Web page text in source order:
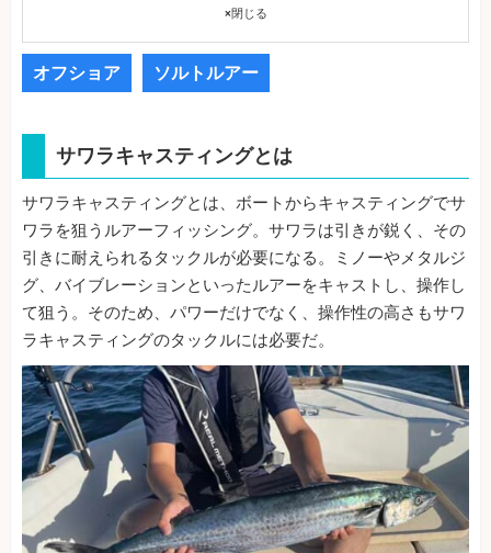
×閉じる
オフショア ソルトルアー
サワラキャスティングとは
サワラキャスティングとは、ボートからキャスティングでサ
ワラを狙うルアーフィッシング。サワラは引きが鋭く、その
引きに耐えられるタックルが必要になる。ミノーやメタルジ
グ、バイブレーションといったルアーをキャストし、操作し
て狙う。そのため、パワーだけでなく、操作性の高さもサワ
ラキャスティングのタックルには必要だ。